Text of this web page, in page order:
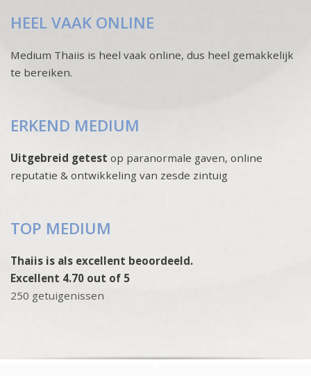
HEEL VAAK ONLINE
Medium Thaiis is heel vaak online, dus heel gemakkelijk
te bereiken.
ERKEND MEDIUM
Uitgebreid getest op paranormale gaven, online
reputatie & ontwikkeling van zesde zintuig
TOP MEDIUM
Thaiis is als excellent beoordeeld.
Excellent 4.70 out of 5
250 getuigenissen